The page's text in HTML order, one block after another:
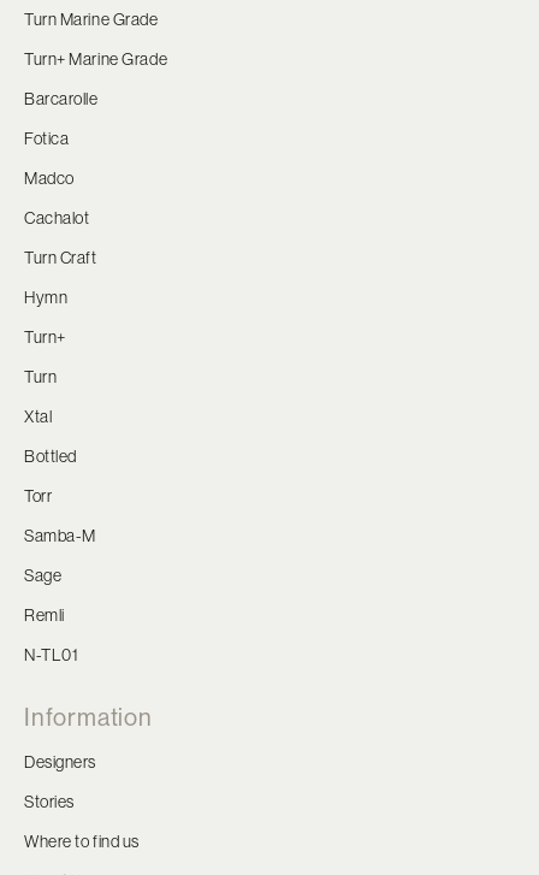
Turn Marine Grade
Turn+ Marine Grade
Barcarolle
Fotica
Madco
Cachalot
Turn Craft
Hymn
Turn+
Turn
Xtal
Bottled
Torr
Samba-M
Sage
Remli
N-TL01
Information
Designers
Stories
Where to find us